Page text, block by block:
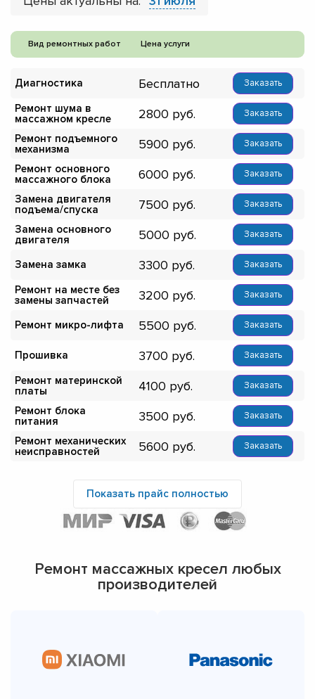
Вид ремонтных работ Цена услуги
Диагностика Бесплатно Заказать
Ремонт шума в
массажном кресле
2800 Заказать
Ремонт подъемного
механизма
5900 Заказать
Ремонт основного
массажного блока
6000 Заказать
Замена двигателя
подъема/спуска
7500 Заказать
Замена основного
двигателя
5000 Заказать
Замена замка 3300 Заказать
Ремонт на месте без
замены запчастей
3200 Заказать
Ремонт микро-лифта 5500 Заказать
Прошивка 3700 Заказать
Ремонт материнской
платы
4100 Заказать
Ремонт блока
питания
3500 Заказать
Ремонт механических
неисправностей
5600 Заказать
Показать прайс полностью
Ремонт массажных кресел любых
производителей